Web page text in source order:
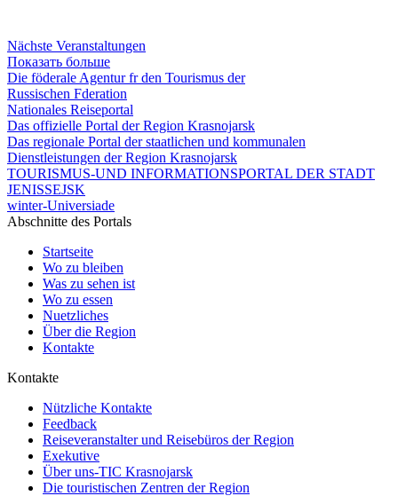
Nächste Veranstaltungen
Показать больше
Die föderale Agentur fr den Tourismus der
Russischen Fderation
Nationales Reiseportal
Das offizielle Portal der Region Krasnojarsk
Das regionale Portal der staatlichen und kommunalen
Dienstleistungen der Region Krasnojarsk
TOURISMUS-UND INFORMATIONSPORTAL DER STADT
JENISSEJSK
winter-Universiade
Abschnitte des Portals
Startseite
Wo zu bleiben
Was zu sehen ist
Wo zu essen
Nuetzliches
Über die Region
Kontakte
Kontakte
Nützliche Kontakte
Feedback
Reiseveranstalter und Reisebüros der Region
Exekutive
Über uns-TIC Krasnojarsk
Die touristischen Zentren der Region